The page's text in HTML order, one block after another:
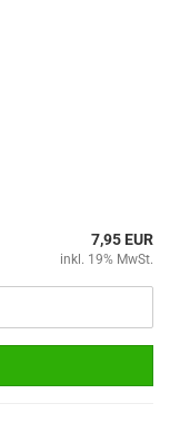
7,95 EUR
inkl. 19% MwSt.